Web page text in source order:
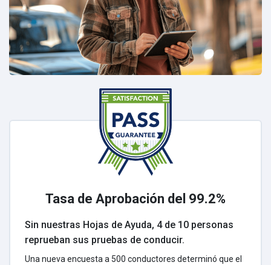
Tasa de Aprobación del 99.2%
Sin nuestras Hojas de Ayuda, 4 de 10 personas
reprueban sus pruebas de conducir.
Una nueva encuesta a 500 conductores determinó que el